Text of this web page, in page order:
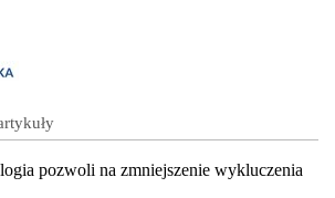
pozwoli na zmniejszenie wykluczenia